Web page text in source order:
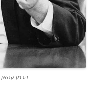
הרמן קהאן